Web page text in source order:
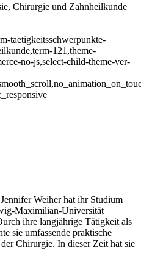
Chirurgie und Zahnheilkunde
taetigkeitsschwerpunkte-
121,theme-
no-js,select-child-theme-ver-
Weiher hat ihr Studium
Maximilian-Universität
ihre langjährige Tätigkeit als
sie umfassende praktische
Chirurgie. In dieser Zeit hat sie